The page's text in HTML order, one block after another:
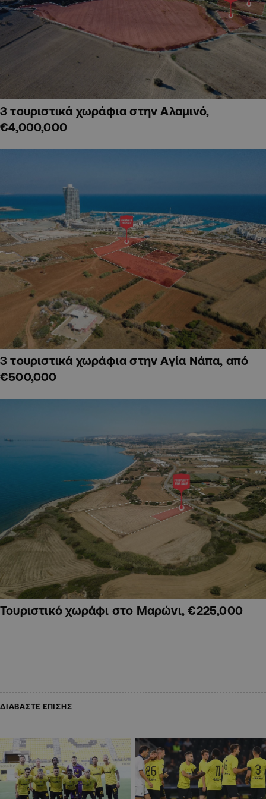
3 τουριστικά χωράφια στην Αλαμινό,
€4,000,000
3 τουριστικά χωράφια στην Αγία Νάπα, από
€500,000
Τουριστικό χωράφι στο Μαρώνι, €225,000
ΔΙΑΒΑΣΤΕ ΕΠΙΣΗΣ